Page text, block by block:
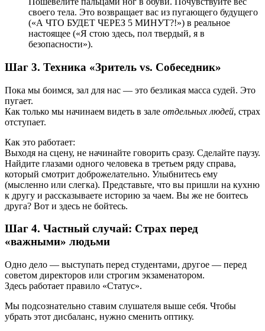
своего тела. Это возвращает вас из пугающего будущего
(«А ЧТО БУДЕТ ЧЕРЕЗ 5 МИНУТ?!») в реальное
настоящее («Я стою здесь, пол твердый, я в
безопасности»).
Шаг 3. Техника «Зритель vs. Собеседник»
Пока мы боимся, зал для нас — это безликая масса судей. Это
пугает.
Как только мы начинаем видеть в зале отдельных людей, страх
отступает.
Как это работает:
Выходя на сцену, не начинайте говорить сразу. Сделайте паузу.
Найдите глазами одного человека в третьем ряду справа,
который смотрит доброжелательно. Улыбнитесь ему
(мысленно или слегка). Представьте, что вы пришли на кухню
к другу и рассказываете историю за чаем. Вы же не боитесь
друга? Вот и здесь не бойтесь.
Шаг 4. Частный случай: Страх перед
«важными» людьми
Одно дело — выступать перед студентами, другое — перед
советом директоров или строгим экзаменатором.
Здесь работает правило «Статус».
Мы подсознательно ставим слушателя выше себя. Чтобы
убрать этот дисбаланс, нужно сменить оптику.